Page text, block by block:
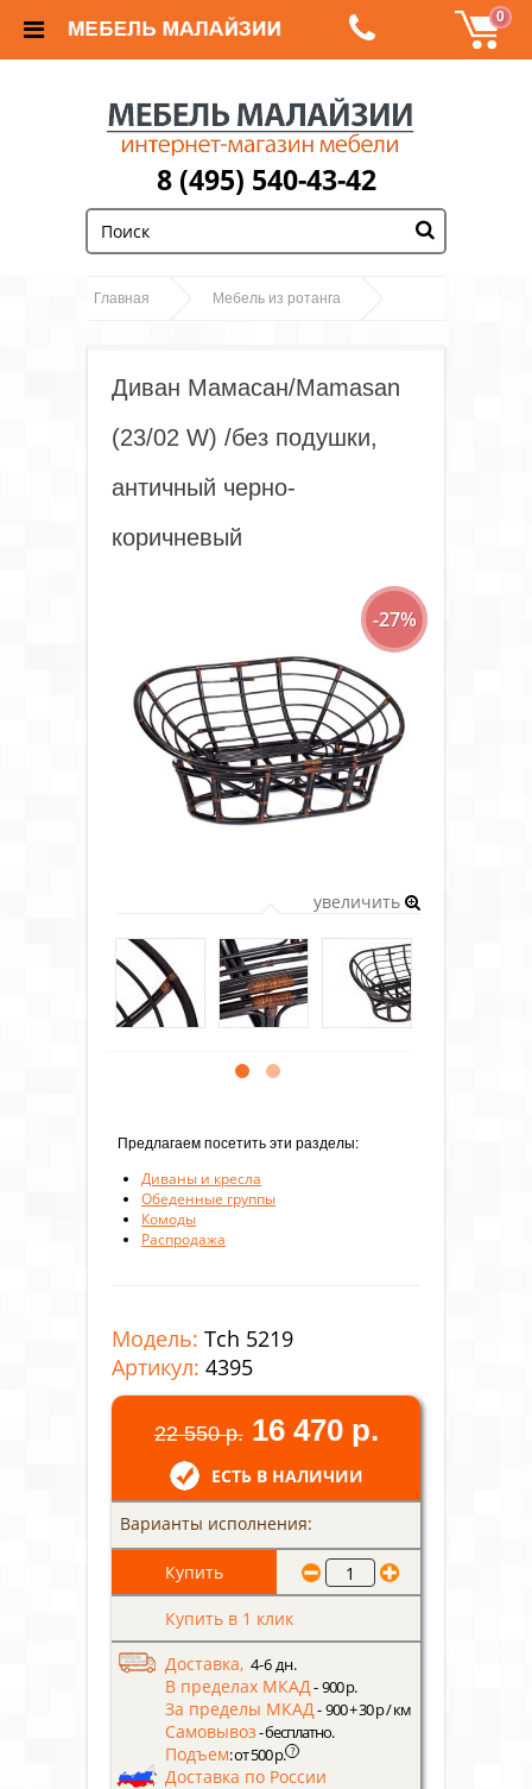
0
8 (495) 540-43-42
Главная Мебель из ротанга
античный черно-коричневый
Диван Мамасан/Mamasan
(23/02 W) /без подушки,
античный черно-
коричневый
-27%
увеличить
Предлагаем посетить эти разделы:
Диваны и кресла
Обеденные группы
Комоды
Распродажа
Модель: Tch 5219
Артикул: 4395
22 550 р. 16 470 р.
ЕСТЬ В НАЛИЧИИ
Варианты исполнения:
Купить в 1 клик
Доставка, 4-6 дн.
В пределах МКАД- 900 р.
За пределы МКАД- 900 + 30 р / км
Самовывоз- бесплатно.
Подъем: от 500 р. ?
Доставка по России